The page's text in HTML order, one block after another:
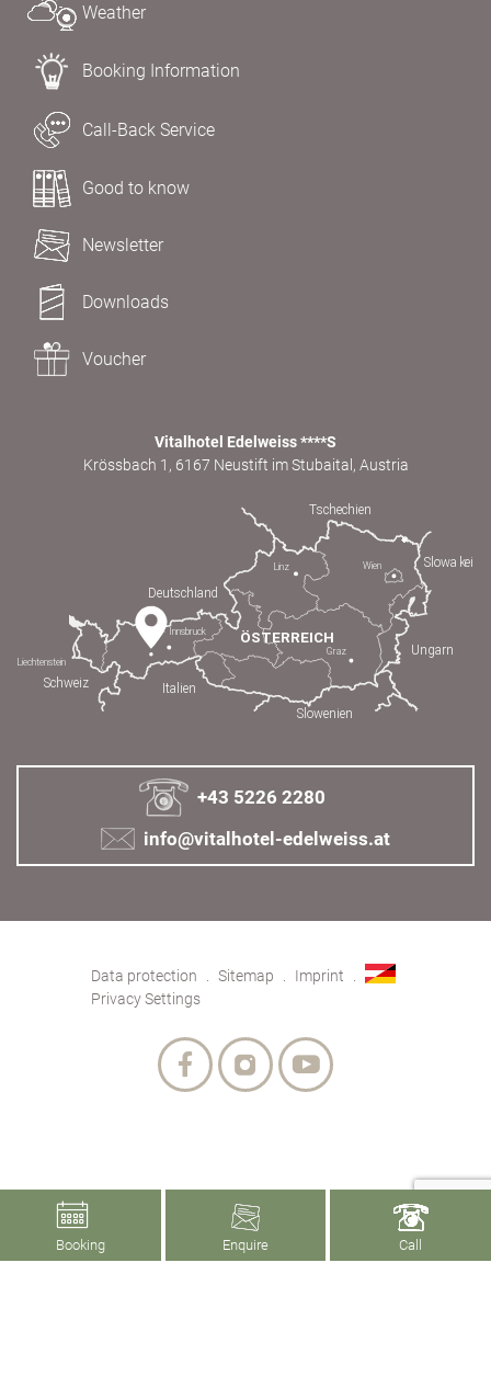
Weather
Booking Information
Call-Back Service
Good to know
Newsletter
Downloads
Voucher
Vitalhotel Edelweiss ****S
Krössbach 1, 6167 Neustift im Stubaital, Austria
+43 5226 2280
info@vitalhotel-edelweiss.at
Data protection Sitemap
Imprint
Privacy Settings
Booking Enquire Call